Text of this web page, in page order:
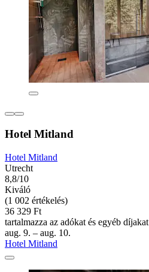
Hotel Mitland
Hotel Mitland
Utrecht
8,8/10
Kiváló
(1 002 értékelés)
36 329 Ft
tartalmazza az adókat és egyéb díjakat
aug. 9. – aug. 10.
Hotel Mitland